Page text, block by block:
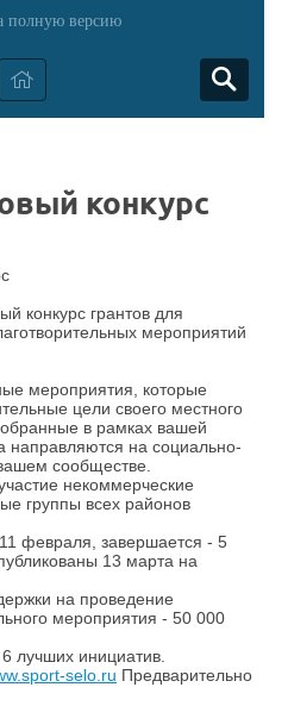
полную версию
конкурс
конкурс грантов для
мероприятий
мероприятия, которые
цели своего местного
в рамках вашей
направляются на социально-
сообществе.
некоммерческие
группы всех районов
февраля, завершается - 5
13 марта на
на проведение
мероприятия - 50 000
лучших инициатив.
selo.ru Предварительно